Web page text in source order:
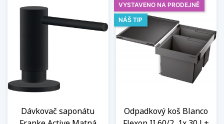
Dávkovač saponátu
Odpadkový koš Blanco
VYSTAVENO NA PRODEJNĚ
NÁŠ TIP